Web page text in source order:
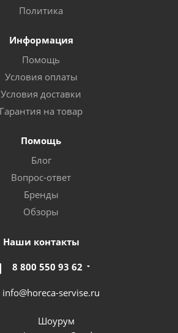
Политика
Информация
Помощь
Условия оплаты
Условия доставки
Гарантия на товар
Помощь
Блог
Вопрос-ответ
Бренды
Обзоры
Наши контакты
8 800 550 93 62
info@horeca-servise.ru
Шоурум